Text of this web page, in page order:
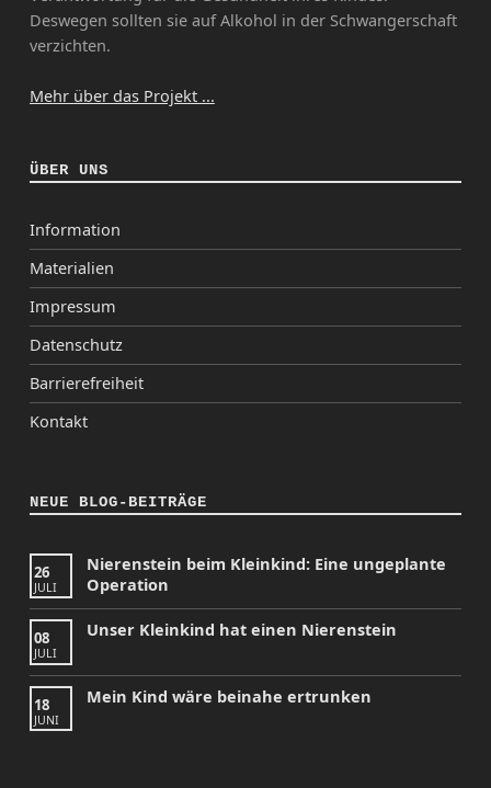
Deswegen sollten sie auf Alkohol in der Schwangerschaft
verzichten.
Mehr über das Projekt ...
ÜBER UNS
Information
Materialien
Impressum
Datenschutz
Barrierefreiheit
Kontakt
NEUE BLOG-BEITRÄGE
26
JULI
Nierenstein beim Kleinkind: Eine ungeplante
Operation
08
JULI
Unser Kleinkind hat einen Nierenstein
18
JUNI
Mein Kind wäre beinahe ertrunken